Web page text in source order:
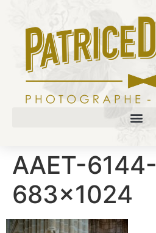
AAET-6144-
683×1024